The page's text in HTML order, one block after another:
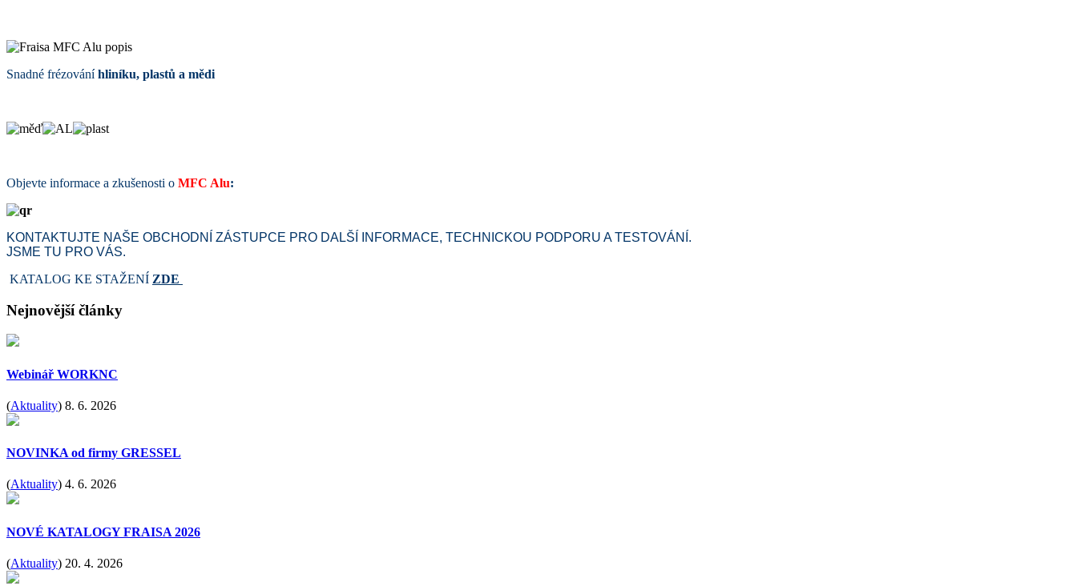
Snadné frézováníhliníku, plastů a mědi
Objevte informace a zkušenosti o MFC Alu:
KONTAKTUJTE NAŠE OBCHODNÍ ZÁSTUPCE PRO DALŠÍ INFORMACE, TECHNICKOU PODPORU A TESTOVÁNÍ.
JSME TU PRO VÁS.
KATALOG KE STAŽENÍ ZDE
Nejnovější články
Webinář WORKNC
(Aktuality) 8. 6. 2026
NOVINKA od firmy GRESSEL
(Aktuality) 4. 6. 2026
NOVÉ KATALOGY FRAISA 2026
(Aktuality) 20. 4. 2026